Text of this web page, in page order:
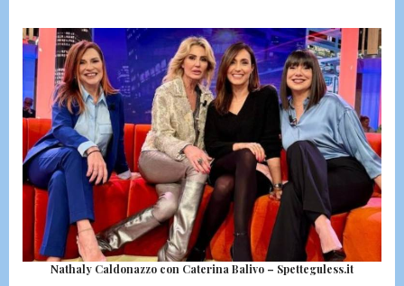
Nathaly Caldonazzo con Caterina Balivo – Spetteguless.it